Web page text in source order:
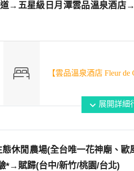
→五星級日月潭雲品溫泉酒店
【雲品溫泉酒店 Fleur de
expand_more展開詳細
休閒農場(全台唯一花神廟、歐
*→賦歸(台中/新竹/桃園/台北)